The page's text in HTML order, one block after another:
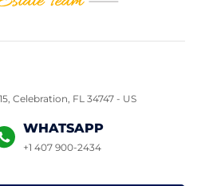
Celebration, FL 34747 - US
WHATSAPP
+1 407 900-2434